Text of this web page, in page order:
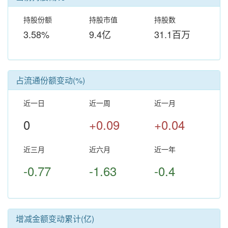
持股份额
3.58%
持股市值
9.4亿
持股数
31.1百万
占流通份额变动(%)
近一日
0
近一周
+0.09
近一月
+0.04
近三月
-0.77
近六月
-1.63
近一年
-0.4
增减金额变动累计(亿)